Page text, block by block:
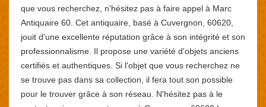
que vous recherchez, n'hésitez pas à faire appel à Marc
Antiquaire 60. Cet antiquaire, basé à Cuvergnon, 60620,
jouit d'une excellente réputation grâce à son intégrité et son
professionnalisme. Il propose une variété d'objets anciens
certifiés et authentiques. Si l'objet que vous recherchez ne
se trouve pas dans sa collection, il fera tout son possible
pour le trouver grâce à son réseau. N'hésitez pas à le